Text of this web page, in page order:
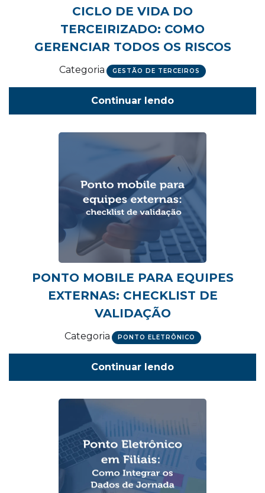
CICLO DE VIDA DO
TERCEIRIZADO: COMO
GERENCIAR TODOS OS RISCOS
Categoria GESTÃO DE TERCEIROS
Continuar lendo
PONTO MOBILE PARA EQUIPES
EXTERNAS: CHECKLIST DE
VALIDAÇÃO
Categoria PONTO ELETRÔNICO
Continuar lendo